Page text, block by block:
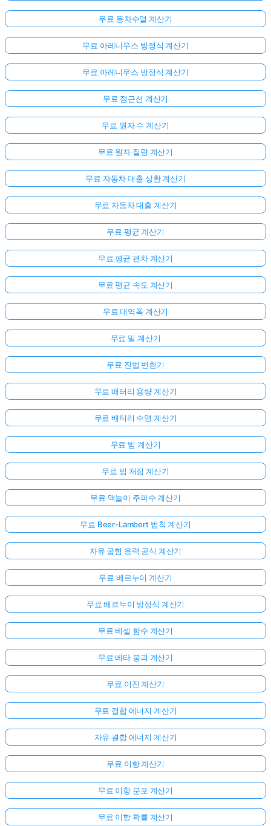
무료 등차수열 계산기
무료 아레니우스 방정식 계산기
무료 아레니우스 방정식 계산기
무료 점근선 계산기
무료 원자 수 계산기
무료 원자 질량 계산기
무료 자동차 대출 상환 계산기
무료 자동차 대출 계산기
무료 평균 계산기
무료 평균 편차 계산기
무료 평균 속도 계산기
무료 대역폭 계산기
무료 밑 계산기
무료 진법 변환기
무료 배터리 용량 계산기
무료 배터리 수명 계산기
무료 빔 계산기
무료 빔 처짐 계산기
무료 맥놀이 주파수 계산기
무료 Beer-Lambert 법칙 계산기
자유 굽힘 응력 공식 계산기
무료 베르누이 계산기
무료 베르누이 방정식 계산기
무료 베셀 함수 계산기
무료 베타 붕괴 계산기
무료 이진 계산기
무료 결합 에너지 계산기
자유 결합 에너지 계산기
무료 이항 계산기
무료 이항 분포 계산기
무료 이항 확률 계산기